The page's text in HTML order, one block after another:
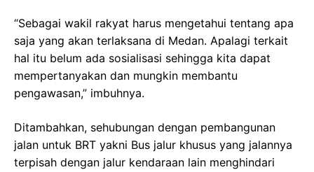
“Sebagai wakil rakyat harus mengetahui tentang apa
saja yang akan terlaksana di Medan. Apalagi terkait
hal itu belum ada sosialisasi sehingga kita dapat
mempertanyakan dan mungkin membantu
pengawasan,” imbuhnya.
Ditambahkan, sehubungan dengan pembangunan
jalan untuk BRT yakni Bus jalur khusus yang jalannya
terpisah dengan jalur kendaraan lain menghindari